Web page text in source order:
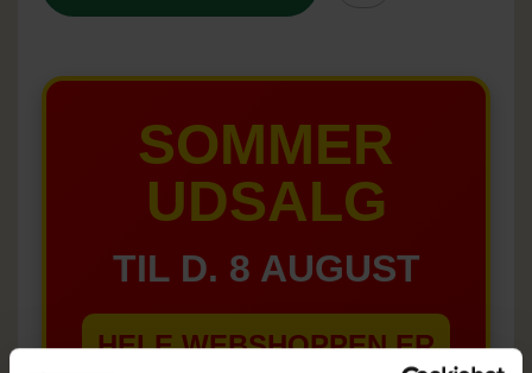
SOMMER
UDSALG
TIL D. 8 AUGUST
HELE WEBSHOPPEN ER